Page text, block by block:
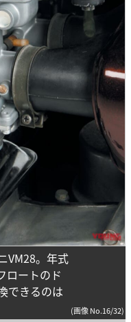
VM28。年式
ロートのド
できるのは
(画像 No.16/32)